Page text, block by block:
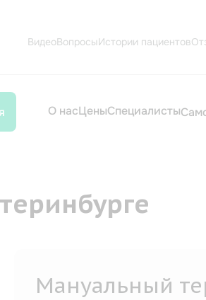
ВидеоВопросыИстории пациентов
О насЦеныСпециалисты
Мануальный